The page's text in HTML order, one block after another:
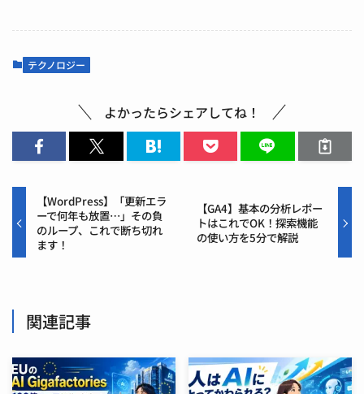
テクノロジー
よかったらシェアしてね！
【WordPress】「更新エラ
ーで何年も放置…」その負
のループ、これで断ち切れ
ます！
【GA4】基本の分析レポー
トはこれでOK！探索機能
の使い方を5分で解説
関連記事